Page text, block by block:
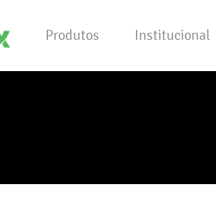
Produtos Institucional